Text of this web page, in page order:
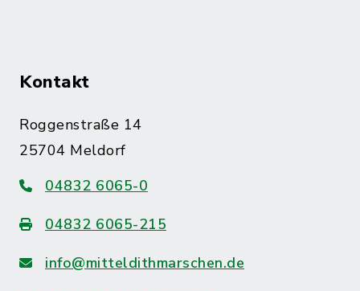
Kontakt
Roggenstraße 14
25704 Meldorf
04832 6065-0
04832 6065-215
info@mitteldithmarschen.de